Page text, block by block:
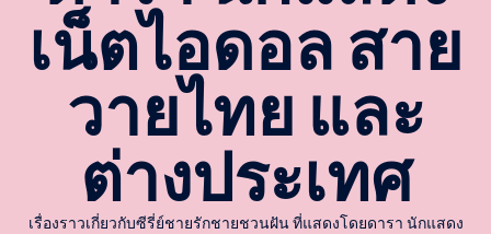
เน็ตไอดอล สาย
วายไทย และ
ต่างประเทศ
เรื่องราวเกี่ยวกับซีรี่ย์ชายรักชายชวนฝัน ที่แสดงโดยดารา นักแสดง